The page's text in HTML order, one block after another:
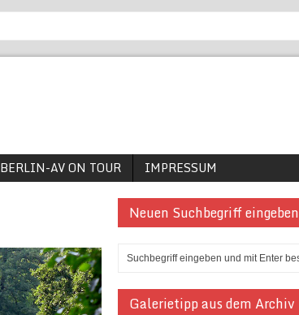
BERLIN-AV ON TOUR IMPRESSUM
Neuen Suchbegriff eingeben
Galerietipp aus dem Archiv